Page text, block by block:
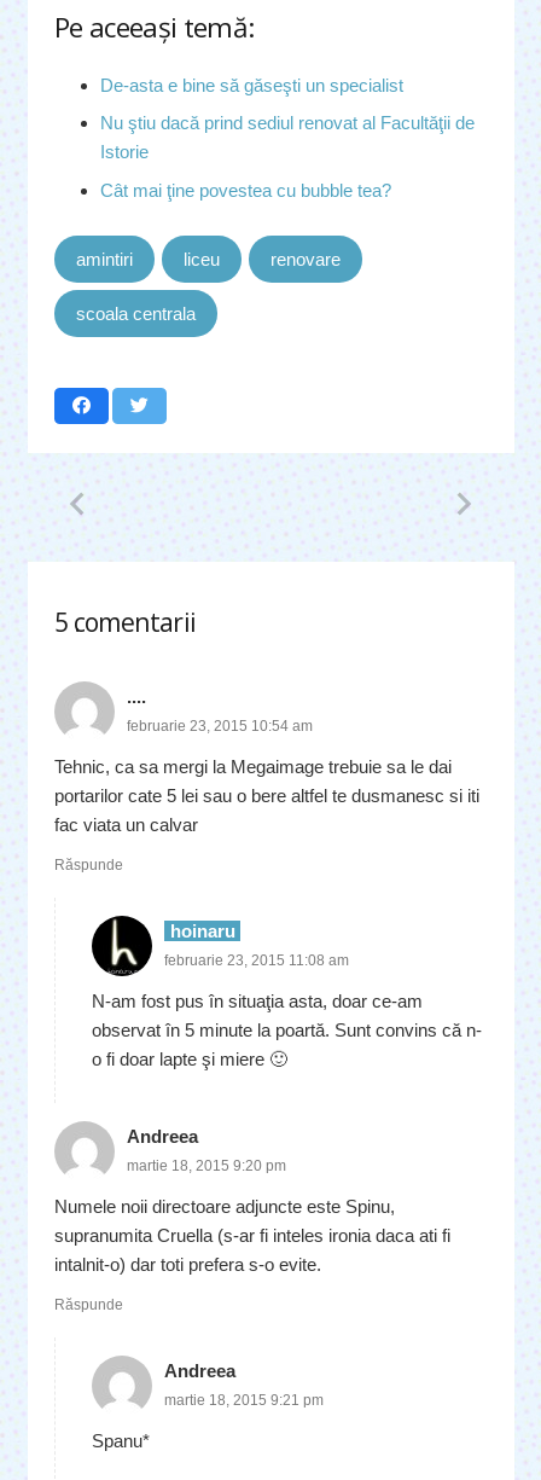
Pe aceeaşi temă:
De-asta e bine să găseşti un specialist
Nu ştiu dacă prind sediul renovat al Facultăţii de
Istorie
Cât mai ţine povestea cu bubble tea?
amintiri liceu renovare
scoala centrala
5 comentarii
.
....
februarie 23, 2015 10:54 am
Tehnic, ca sa mergi la Megaimage trebuie sa le dai
portarilor cate 5 lei sau o bere altfel te dusmanesc si iti
fac viata un calvar
Răspunde
hoinaru
februarie 23, 2015 11:08 am
N-am fost pus în situaţia asta, doar ce-am
observat în 5 minute la poartă. Sunt convins că n-
o fi doar lapte şi miere 🙂
Andreea
martie 18, 2015 9:20 pm
Numele noii directoare adjuncte este Spinu,
supranumita Cruella (s-ar fi inteles ironia daca ati fi
intalnit-o) dar toti prefera s-o evite.
Răspunde
Andreea
martie 18, 2015 9:21 pm
Spanu*